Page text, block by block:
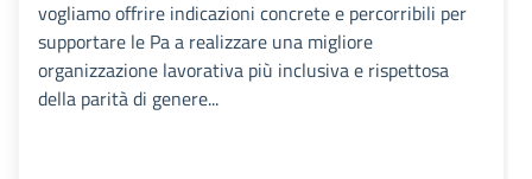
vogliamo offrire indicazioni concrete e percorribili per
supportare le Pa a realizzare una migliore
organizzazione lavorativa più inclusiva e rispettosa
della parità di genere...